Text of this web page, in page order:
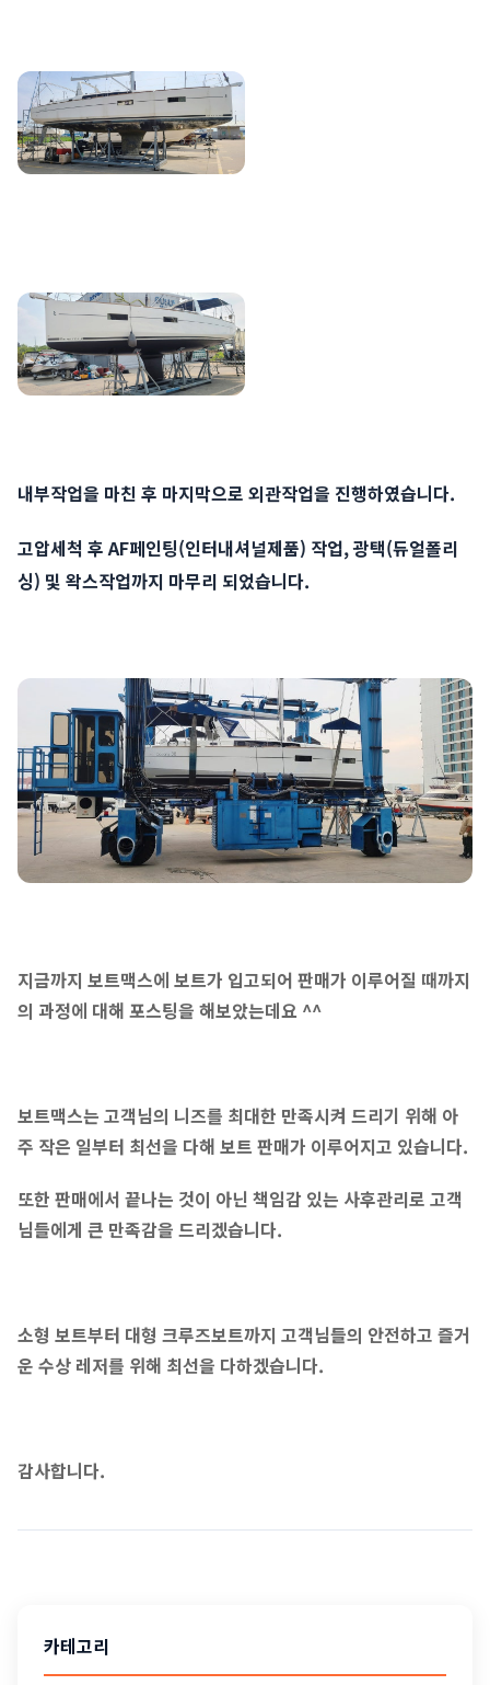
내부작업을 마친 후 마지막으로 외관작업을 진행하였습니다.
고압세척 후 AF페인팅(인터내셔널제품) 작업, 광택(듀얼폴리
싱) 및 왁스작업까지 마무리 되었습니다.
지금까지 보트맥스에 보트가 입고되어 판매가 이루어질 때까지
의 과정에 대해 포스팅을 해보았는데요 ^^
보트맥스는 고객님의 니즈를 최대한 만족시켜 드리기 위해 아
주 작은 일부터 최선을 다해 보트 판매가 이루어지고 있습니다.
또한 판매에서 끝나는 것이 아닌 책임감 있는 사후관리로 고객
님들에게 큰 만족감을 드리겠습니다.
소형 보트부터 대형 크루즈보트까지 고객님들의 안전하고 즐거
운 수상 레저를 위해 최선을 다하겠습니다.
감사합니다.
카테고리